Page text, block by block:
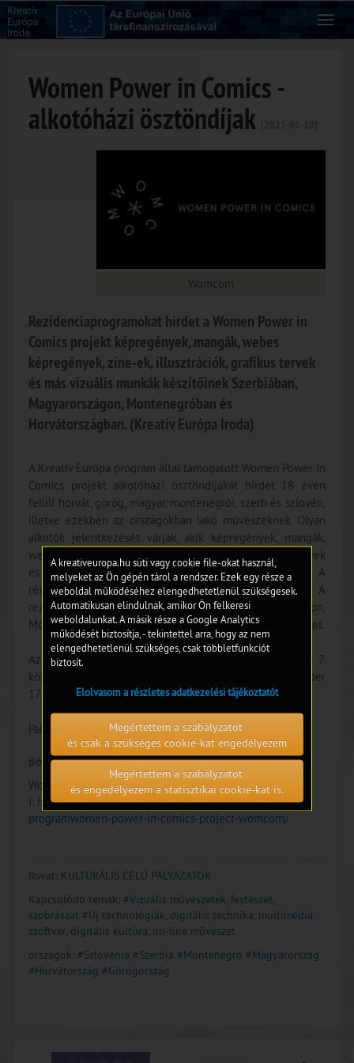
Women Power in Comics -
alkotóházi ösztöndíjak
Womcom
Rezidenciaprogramokat hirdet a Women Power in
Comics projekt képregények, mangák, webes
képregények, zine-ek, illusztrációk, grafikus tervek
és más vizuális munkák készítőinek Szerbiában,
Magyarországon, Montenegróban és
Horvátországban. (Kreatív Európa Iroda)
A Kreatív Európa program által támogatott Women Power in
Comics projekt alkotóházi ösztöndíjakat hirdet 18 éven
felüli horvát, görög, magyar, montenegrói, szerb és szlovén,
illetve ezekben az országokban lakó művészeknek. Olyan
alkotók jelentkezését várják, akik képregények, mangák,
webes képregények, zine-ek, illusztrációk, grafikus tervek
és más vizuális munkák készítésével foglalkoznak. A
részvétel feltétele az angol nyelvtudás. A
rezidenciaprogramok Szerbiában, Magyarországon,
Montenegróban és Horvátországban várják a jelentkezőket.
Az első alkotóház 2023. augusztus 24. és szeptember 7.
között a szerbiai Újvidéken, a második 2023. szeptember
17. és október 1. között Zánkán fogadja a művészeket.
Pályázati határidő: 2023. május 31.
Bővebb információ:
Women Power in Comics;
I: https://womcom.io/open-call-for-artist-in-residence-
programwomen-power-in-comics-project-womcom/
Rovat: KULTURÁLIS CÉLÚ PÁLYÁZATOK
Kapcsolódó témák: #Vizuális művészetek, festészet,
szobrászat #Új technológiák, digitális technika, multimédia,
szoftver, digitális kultúra, on-line művészet
országok: #Szlovénia #Szerbia #Montenegro #Magyarország
#Horvátország #Görögország
A kreativeuropa.hu süti vagy cookie file-okat használ,
melyeket az Ön gépén tárol a rendszer. Ezek egy része a
weboldal működéséhez elengedhetetlenül szükségesek.
Automatikusan elindulnak, amikor Ön felkeresi
weboldalunkat. A másik része a Google Analytics
működését biztosítja, - tekintettel arra, hogy az nem
elengedhetetlenül szükséges, csak többletfunkciót
biztosít.
Elolvasom a részletes adatkezelési tájékoztatót
Megértettem a szabályzatot
és csak a szükséges cookie-kat engedélyezem
Megértettem a szabályzatot
és engedélyezem a statisztikai cookie-kat is.